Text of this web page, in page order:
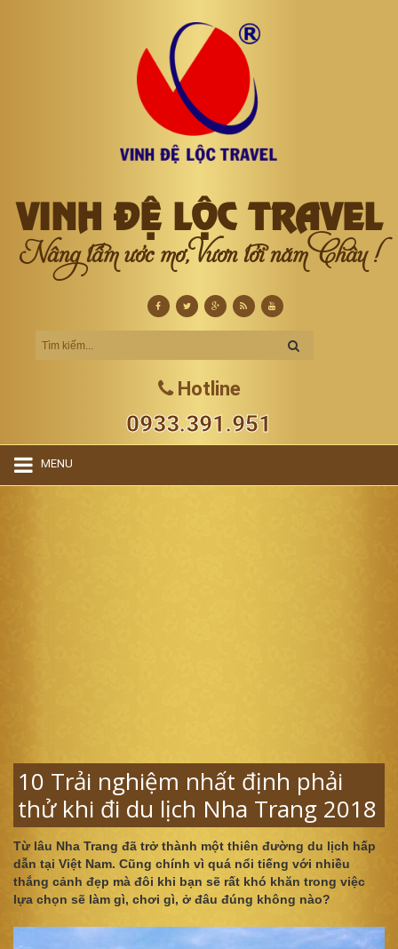
VINH ĐỆ LỘC TRAVEL
Nâng tầm ước mơ, Vươn tới năm Châu !
Hotline
0933.391.951
MENU
10 Trải nghiệm nhất định phải
thử khi đi du lịch Nha Trang 2018
Từ lâu Nha Trang đã trở thành một thiên đường du lịch hấp
dẫn tại Việt Nam. Cũng chính vì quá nổi tiếng với nhiều
thắng cảnh đẹp mà đôi khi bạn sẽ rất khó khăn trong việc
lựa chọn sẽ làm gì, chơi gì, ở đâu đúng không nào?